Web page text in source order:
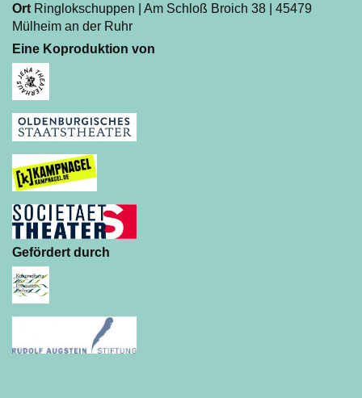
Ort Ringlokschuppen | Am Schloß Broich 38 | 45479
Mülheim an der Ruhr
Eine Koproduktion von
Gefördert durch